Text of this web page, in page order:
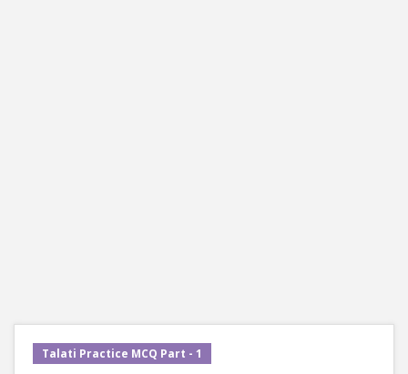
Talati Practice MCQ Part - 1